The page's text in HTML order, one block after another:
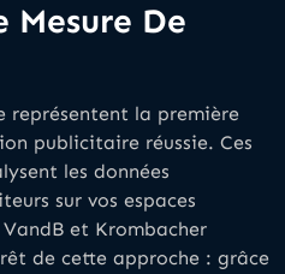
Mesure De
représentent la première
publicitaire réussie. Ces
les données
sur vos espaces
et Krombacher
de cette approche : grâce